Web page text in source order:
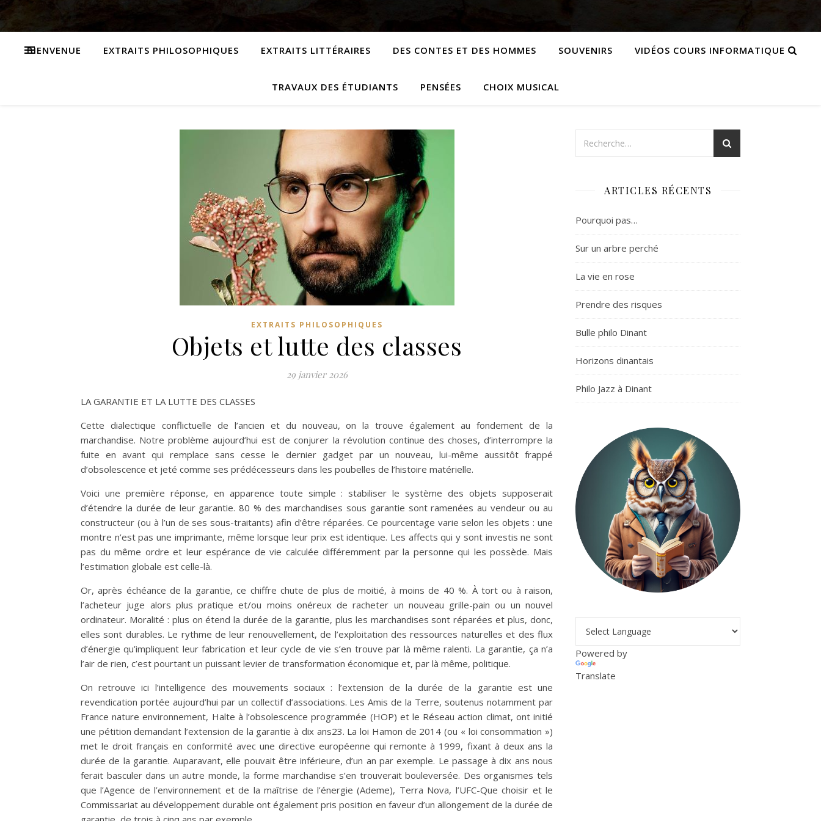
BIENVENUE EXTRAITS PHILOSOPHIQUES EXTRAITS LITTÉRAIRES DES CONTES ET DES HOMMES SOUVENIRS VIDÉOS COURS INFORMATIQUE
TRAVAUX DES ÉTUDIANTS PENSÉES CHOIX MUSICAL
EXTRAITS PHILOSOPHIQUES
Objets et lutte des classes
29 janvier 2026
LA GARANTIE ET LA LUTTE DES CLASSES
Cette dialectique conflictuelle de l’ancien et du nouveau, on la trouve également au fondement de la
marchandise. Notre problème aujourd’hui est de conjurer la révolution continue des choses, d’interrompre la
fuite en avant qui remplace sans cesse le dernier gadget par un nouveau, lui-même aussitôt frappé
d’obsolescence et jeté comme ses prédécesseurs dans les poubelles de l’histoire matérielle.
Voici une première réponse, en apparence toute simple : stabiliser le système des objets supposerait
d’étendre la durée de leur garantie. 80 % des marchandises sous garantie sont ramenées au vendeur ou au
constructeur (ou à l’un de ses sous-traitants) afin d’être réparées. Ce pourcentage varie selon les objets : une
montre n’est pas une imprimante, même lorsque leur prix est identique. Les affects qui y sont investis ne sont
pas du même ordre et leur espérance de vie calculée différemment par la personne qui les possède. Mais
l’estimation globale est celle-là.
Or, après échéance de la garantie, ce chiffre chute de plus de moitié, à moins de 40 %. À tort ou à raison,
l’acheteur juge alors plus pratique et/ou moins onéreux de racheter un nouveau grille-pain ou un nouvel
ordinateur. Moralité : plus on étend la durée de la garantie, plus les marchandises sont réparées et plus, donc,
elles sont durables. Le rythme de leur renouvellement, de l’exploitation des ressources naturelles et des flux
d’énergie qu’impliquent leur fabrication et leur cycle de vie s’en trouve par là même ralenti. La garantie, ça n’a
l’air de rien, c’est pourtant un puissant levier de transformation économique et, par là même, politique.
On retrouve ici l’intelligence des mouvements sociaux : l’extension de la durée de la garantie est une
revendication portée aujourd’hui par un collectif d’associations. Les Amis de la Terre, soutenus notamment par
France nature environnement, Halte à l’obsolescence programmée (HOP) et le Réseau action climat, ont initié
une pétition demandant l’extension de la garantie à dix ans23. La loi Hamon de 2014 (ou « loi consommation »)
met le droit français en conformité avec une directive européenne qui remonte à 1999, fixant à deux ans la
durée de la garantie. Auparavant, elle pouvait être inférieure, d’un an par exemple. Le passage à dix ans nous
ferait basculer dans un autre monde, la forme marchandise s’en trouverait bouleversée. Des organismes tels
que l’Agence de l’environnement et de la maîtrise de l’énergie (Ademe), Terra Nova, l’UFC-Que choisir et le
Commissariat au développement durable ont également pris position en faveur d’un allongement de la durée de
ARTICLES RÉCENTS
Pourquoi pas…
Sur un arbre perché
La vie en rose
Prendre des risques
Bulle philo Dinant
Horizons dinantais
Philo Jazz à Dinant
Powered by
Translate